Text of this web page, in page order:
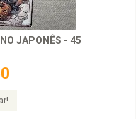
JAPONÊS - 45